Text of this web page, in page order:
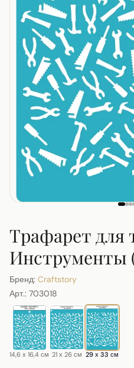
Трафарет для
Инструменты
Бренд: Craftstory
Арт.: 703018
14,6 х 16,4 см 21 х 26 см 29 х 33 см